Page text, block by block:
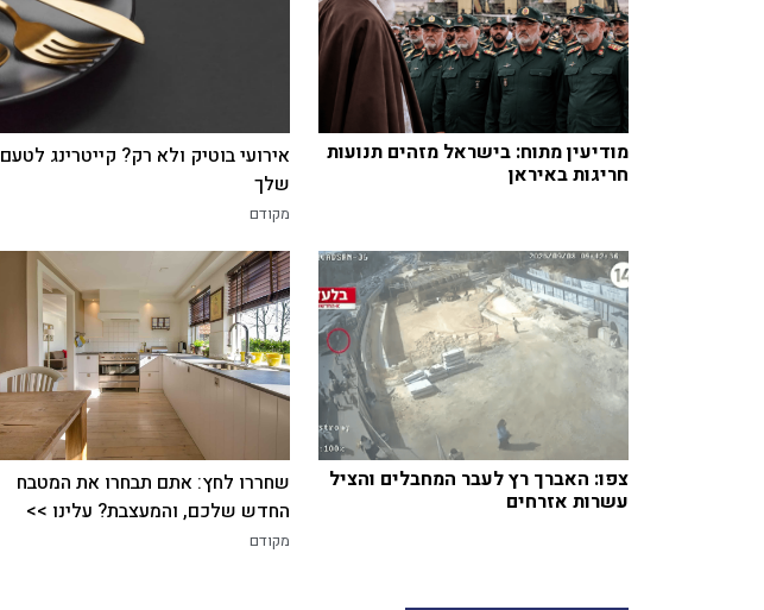
מודיעין מתוח: בישראל מזהים תנועות
חריגות באיראן
אירועי בוטיק ולא רק? קייטרינג לטעם
שלך
מקודם
צפו: האברך רץ לעבר המחבלים והציל
עשרות אזרחים
שחררו לחץ: אתם תבחרו את המטבח
החדש שלכם, והמעצבת? עלינו >>
מקודם